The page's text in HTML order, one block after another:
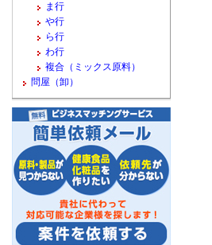
ま行
や行
ら行
わ行
複合（ミックス原料）
問屋（卸）